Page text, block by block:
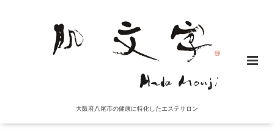
大阪府八尾市の健康に特化したエステサロン